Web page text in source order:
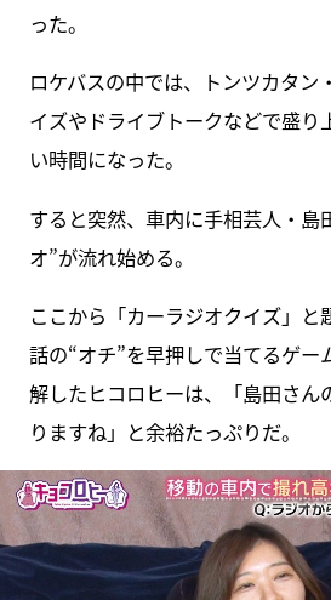
った。
ロケバスの中では、トンツカタン
イズやドライブトークなどで盛り
い時間になった。
すると突然、車内に手相芸人・島
オ”が流れ始める。
ここから「カーラジオクイズ」と
話の“オチ”を早押しで当てるゲー
解したヒコロヒーは、「島田さん
りますね」と余裕たっぷりだ。